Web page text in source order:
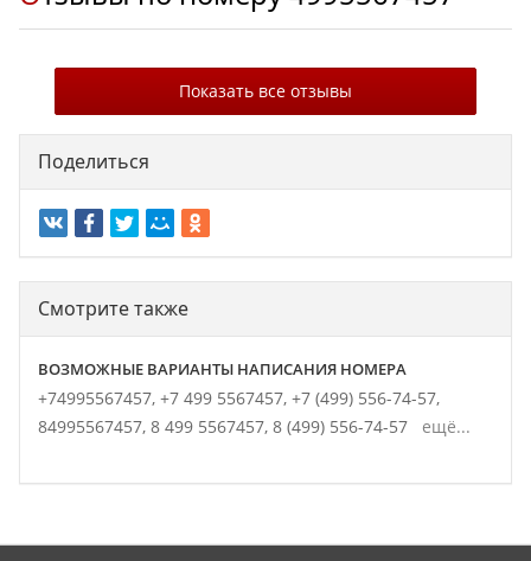
Показать все отзывы
Поделиться
Смотрите также
ВОЗМОЖНЫЕ ВАРИАНТЫ НАПИСАНИЯ НОМЕРА
+74995567457, +7 499 5567457, +7 (499) 556-74-57,
84995567457, 8 499 5567457, 8 (499) 556-74-57 ещё...